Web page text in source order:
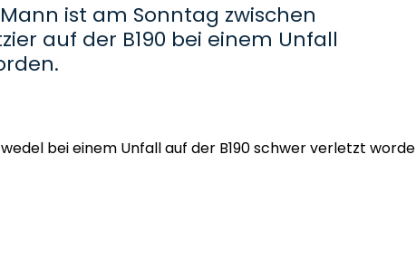
ist am Sonntag zwischen
auf der B190 bei einem Unfall